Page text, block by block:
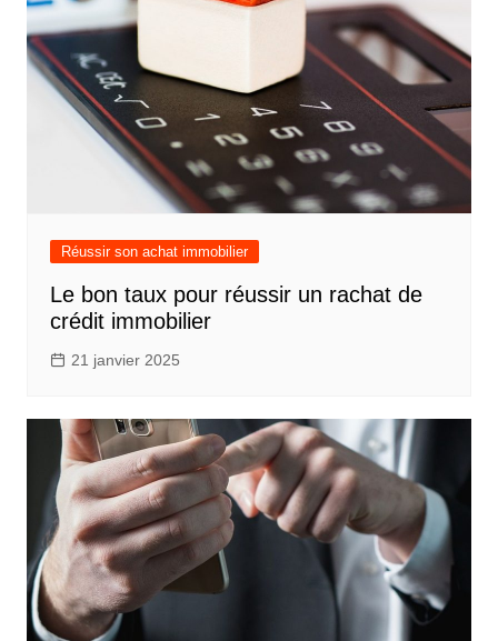
Réussir son achat immobilier
Le bon taux pour réussir un rachat de
crédit immobilier
21 janvier 2025